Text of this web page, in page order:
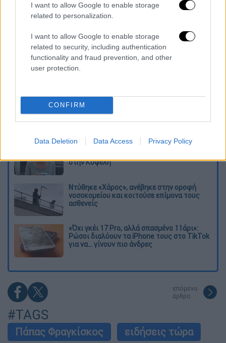
I want to allow Google to enable storage
related to personalization.
I want to allow Google to enable storage
related to security, including authentication
functionality and fraud prevention, and other
user protection.
CONFIRM
Data Deletion Data Access Privacy Policy
ηχογραφήθηκε σήμερα, σύμφωνα με την
επιθυμία του
εντυπωσιάστηκε από την αγάπη και την
αλληλεγγύη που εκδηλώθηκε στην Ιταλία και
παγκοσμίως προς το πρόσωπό του.
Εκτελέσεις, συλλήψεις και νέοι
περιορισμοί: Το Ιράν σκληραίνει τη γραμμή
στο εσωτερικό εν μέσω πολέμου
Η πρώτη δήλωση της οικογένειας της
στην Κυψέλη
Ντύθηκε «Χάρος», ανέβηκε στην οροφή
νοσοκομείου και κοιτούσε επίμονα τους
ασθενείς
«Όχι γκέι 17 Pro, αλλά σπασμένο 11άρι»:
Ρώσοι διαλύουν τα iPhone τους στο TikTok
για να... γίνουν πιο άνδρες
επόμενο
άρθρο
#TAGS
Πάπας Φραγκίσκος ειδήσεις τώρα